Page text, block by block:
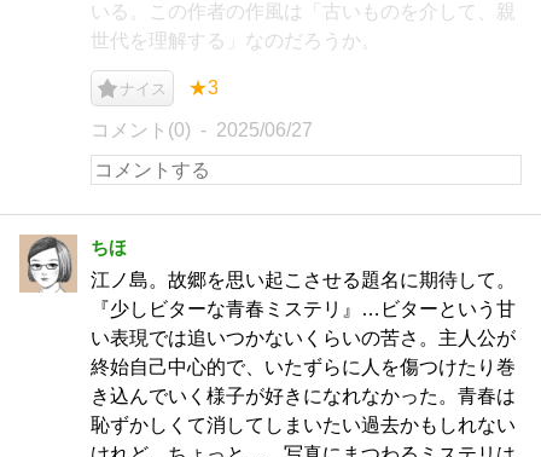
いる。この作者の作風は「古いものを介して、親
世代を理解する」なのだろうか。
ナイス ★3
コメント(0) 2025/06/27
ちほ
江ノ島。故郷を思い起こさせる題名に期待して。
『少しビターな青春ミステリ』…ビターという甘
い表現では追いつかないくらいの苦さ。主人公が
終始自己中心的で、いたずらに人を傷つけたり巻
き込んでいく様子が好きになれなかった。青春は
恥ずかしくて消してしまいたい過去かもしれない